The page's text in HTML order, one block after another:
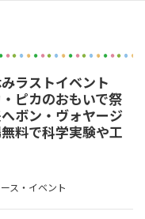
ラストイベント
・ピカのおもいで祭
ボン・ヴォヤージ
料で科学実験や工
ス・イベント